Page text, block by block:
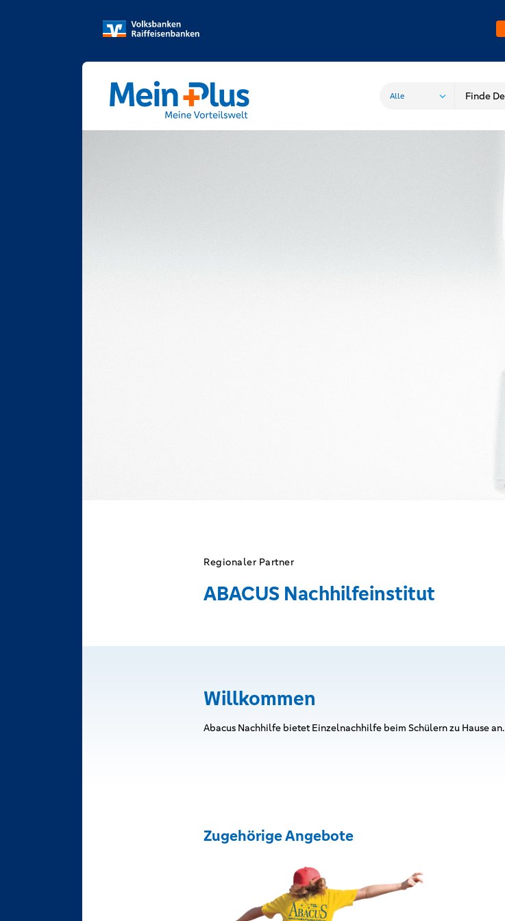
Regionaler Partner
ABACUS Nachhilfeinstitut
Willkommen
Abacus Nachhilfe bietet Einzelnachhilfe beim Schülern zu Hause an.
Zugehörige Angebote